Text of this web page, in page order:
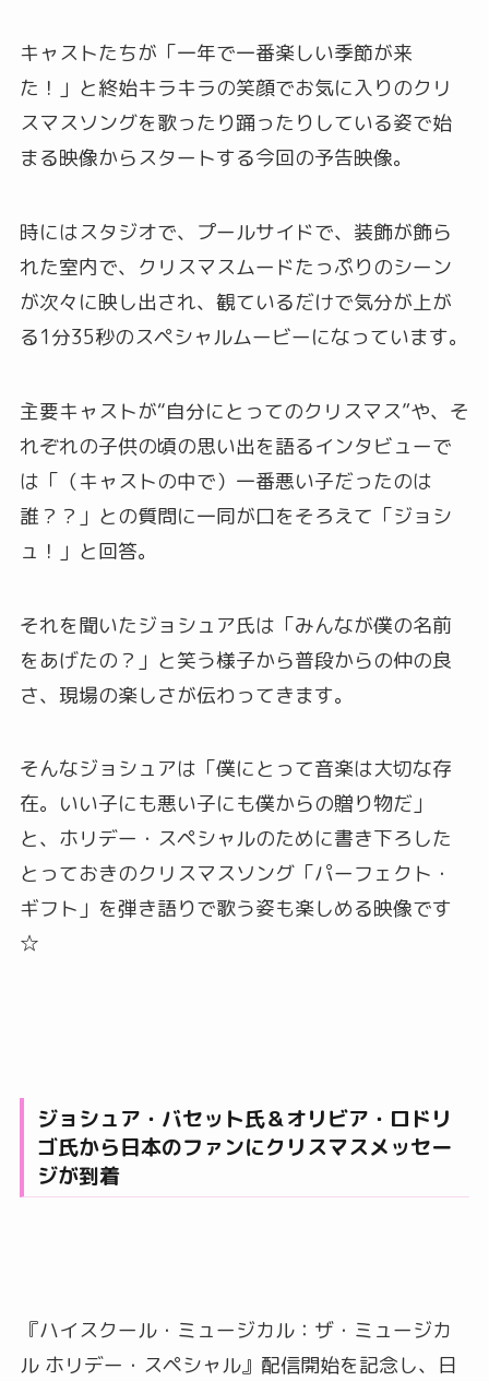
キャストたちが「一年で一番楽しい季節が来
た！」と終始キラキラの笑顔でお気に入りのクリ
スマスソングを歌ったり踊ったりしている姿で始
まる映像からスタートする今回の予告映像。
時にはスタジオで、プールサイドで、装飾が飾ら
れた室内で、クリスマスムードたっぷりのシーン
が次々に映し出され、観ているだけで気分が上が
る1分35秒のスペシャルムービーになっています。
主要キャストが“自分にとってのクリスマス”や、そ
れぞれの子供の頃の思い出を語るインタビューで
は「（キャストの中で）一番悪い子だったのは
誰？？」との質問に一同が口をそろえて「ジョシ
ュ！」と回答。
それを聞いたジョシュア氏は「みんなが僕の名前
をあげたの？」と笑う様子から普段からの仲の良
さ、現場の楽しさが伝わってきます。
そんなジョシュアは「僕にとって音楽は大切な存
在。いい子にも悪い子にも僕からの贈り物だ」
と、ホリデー・スペシャルのために書き下ろした
とっておきのクリスマスソング「パーフェクト・
ギフト」を弾き語りで歌う姿も楽しめる映像です
☆
ジョシュア・バセット氏＆オリビア・ロドリ
ゴ氏から日本のファンにクリスマスメッセー
ジが到着
『ハイスクール・ミュージカル：ザ・ミュージカ
ル ホリデー・スペシャル』配信開始を記念し、日